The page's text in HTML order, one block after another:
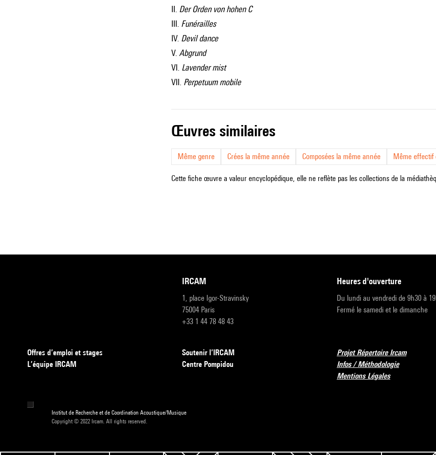
II. Der Orden von hohen C
III. Funérailles
IV. Devil dance
V. Abgrund
VI. Lavender mist
VII. Perpetuum mobile
œuvres similaires
Même genre Crées la même année Composées la même année Même effectif
Cette fiche œuvre a valeur encyclopédique, elle ne reflète pas les collections de la
IRCAM
1, place Igor-Stravinsky
75004 Paris
+33 1 44 78 48 43
heures d'ouverture
Du lundi au vendredi de 9h30 à
Fermé le samedi et le dimanche
Offres d’emploi et stages
L’équipe IRCAM
Soutenir l’IRCAM
Centre Pompidou
Projet Répertoire Ircam
Infos / Méthodologie
Mentions Légales
Institut de Recherche et de Coordination Acoustique/Musique
Copyright © 2022 Ircam. All rights reserved.